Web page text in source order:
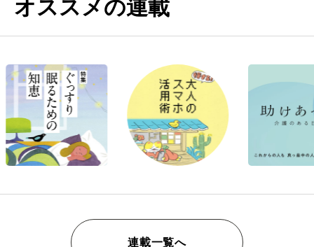
オススメの連載
連載一覧へ